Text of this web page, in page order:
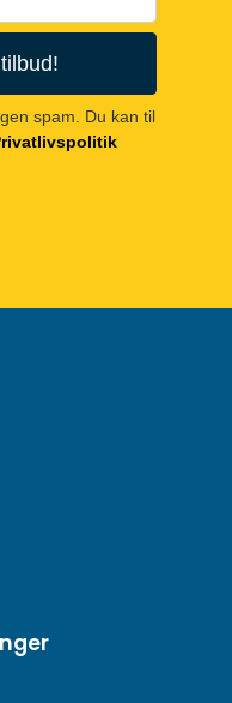
spam. Du kan til